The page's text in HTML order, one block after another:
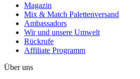
Magazin
Mix & Match Palettenversand
Ambassadors
Wir und unsere Umwelt
Rückrufe
Affiliate Programm
Über uns